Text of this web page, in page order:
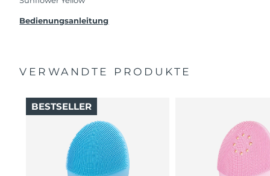
solltest, bekommst du dieses Produkt von
Bedienungsanleitung
VERWANDTE PRODUKTE
BESTSELLER